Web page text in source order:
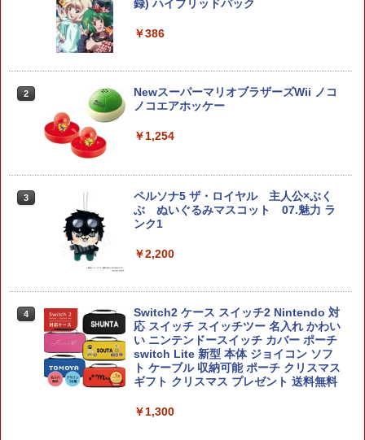
2
アンサー Switch2/PC用 miniコントロ
ーラー ブラック [ANS-SW200BK]
￥4,370
3
ドラゴンクエストXI 過ぎ去りし時を求
めて S Switch2版
￥4,930
4
ホリ Switch2 星のカービィ ぬいポーチ f
or Nintendo Switch 2 カービィ
￥4,980
スクウェア・エニックス 【Switch2】FI
ローラー / PS5 コントローラー / PS5 コ
辺機器 ホコリ防止 全面保護 快適なグリ
￥630
モデル V2 PS5 PS4 NS pro凹型 FPS 無
段階高さ調節 profreek PS4 PS5 ninten
do switchプロコン対応【定形外郵便の
み送料無料】しまリス堂※箱壊れによる
返品交換はお受けできません
￥2,490
3 がんばれゴエモン大集合！ PS5版
￥4,889
録) ハイブリッドパック
￥386
2
NewスーパーマリオブラザーズWii ノコ
ノコエアホッケー
￥1,254
3
ペルソナ5 ザ・ロイヤル 主人公×ぶく
ぶ ぬいぐるみマスコット 07.魅力 ラ
ンク1
￥2,200
4
Switch2 ケース スイッチ2 Nintendo 対
応 スイッチ スイッチツー 名入れ かわい
い ニンテンドースイッチ カバー ポーチ
switch Lite 新型 本体 ジョイコン ソフ
ト ケーブル 収納可能 ポーチ クリスマス
ギフト クリスマス プレゼント 送料無料
￥1,300